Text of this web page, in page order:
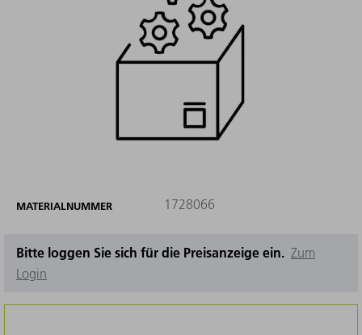
MATERIALNUMMER 1728066
Bitte loggen Sie sich für die Preisanzeige ein. Zum
Login